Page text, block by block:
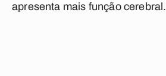
apresenta mais função cerebral.